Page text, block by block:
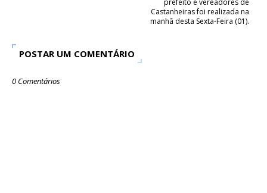
prefeito e vereadores de
Castanheiras foi realizada na
manhã desta Sexta-Feira (01).
POSTAR UM COMENTÁRIO
0 Comentários